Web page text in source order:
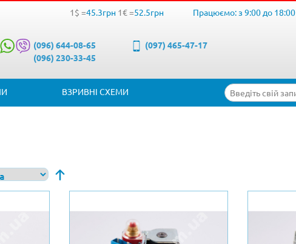
1$ =45.3грн 1€ =52.5грн Працюємо: з 9:00 до 18:00
(096) 644-08-65
(096) 230-33-45
(097) 465-47-17
ВЗРИВНІ СХЕМИ